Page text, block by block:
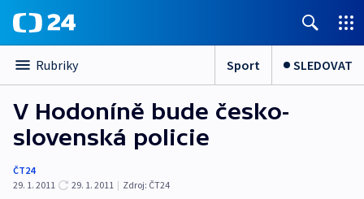
Rubriky Sport SLEDOVAT
V Hodoníně bude česko-
slovenská policie
ČT24
29. 1. 2011
29. 1. 2011 | Zdroj: ČT24